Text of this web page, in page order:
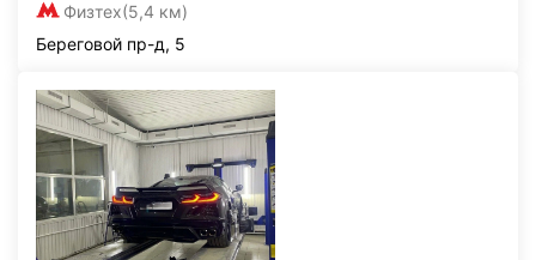
Физтех(5,4 км)
Береговой пр-д, 5